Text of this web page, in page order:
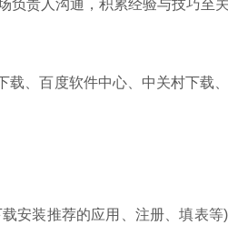
负责人沟通，积累经验与技巧至
载、百度软件中心、中关村下载
安装推荐的应用、注册、填表